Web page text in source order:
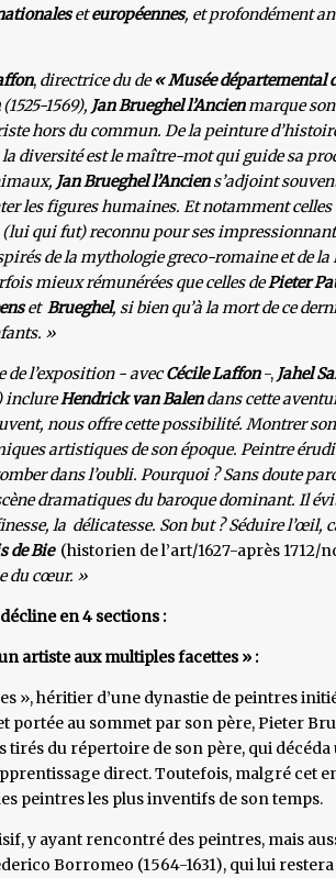
eteuropéennes, et profondément
, directrice du de« Musée départemental
(1525-1569), Jan Brueghel l’Ancienmarque
hors du commun. De la peinture
la diversité est le maître-mot qui guide sa
Jan Brueghel l’Anciens’adjoint
les figures humaines. Et notamment celles
qui fut) reconnu pour ses
de la mythologie greco-romaine et de la
mieux rémunérées que celles dePieter
et Brueghel, si bien qu’à la mort de ce
»
l’exposition -avecCécile Laffon-, Jahel
inclureHendrick van Balendans cette
nous offre cette possibilité. Montrer
artistiques de son époque. Peintre
dans l’oubli. Pourquoi ? Sans doute
dramatiques du baroque dominant. Il
la délicatesse. Son but ? Séduire l’œil,
de Bie (historien de l’art/1627-après 1712/
du cœur. »
en 4 sections :
artiste aux multiples facettes » :
», héritier d’une dynastie de peintres
portée au sommet par son père, Pieter
tirés du répertoire de son père, qui
direct. Toutefois, malgré cet
peintres les plus inventifs de son temps.
y ayant rencontré des peintres, mais
Borromeo (1564-1631), qui lui restera